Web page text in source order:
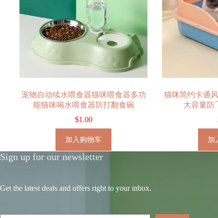
宠物自动续水喂食器猫咪喂食器多功
能猫咪喝水喂食器防打翻食碗
$1.00
加入购物车
猫咪简约卡通
大容量防
加
Sign up for our newsletter
Get the latest deals and offers right to your inbox.